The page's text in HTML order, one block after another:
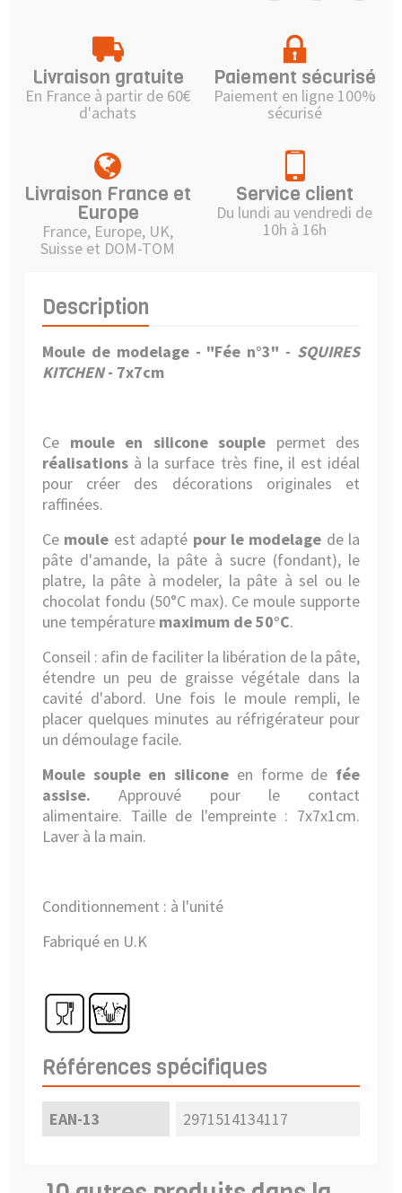
Livraison gratuite
En France à partir de 60€
d'achats
Paiement sécurisé
Paiement en ligne 100%
sécurisé
Livraison France et
Europe
France, Europe, UK,
Suisse et DOM-TOM
Service client
Du lundi au vendredi de
10h à 16h
Description
Moule de modelage - "Fée n°3" - SQUIRES
KITCHEN- 7x7cm
Ce moule en silicone souple permet des
réalisations à la surface très fine, il est idéal
pour créer des décorations originales et
raffinées.
Ce moule est adapté pour le modelage de la
pâte d'amande, la pâte à sucre (fondant), le
platre, la pâte à modeler, la pâte à sel ou le
chocolat fondu (50°C max). Ce moule supporte
une température maximum de 50°C.
Conseil : afin de faciliter la libération de la pâte,
étendre un peu de graisse végétale dans la
cavité d'abord. Une fois le moule rempli, le
placer quelques minutes au réfrigérateur pour
un démoulage facile.
Moule souple en silicone en forme de fée
assise. Approuvé pour le contact
alimentaire. Taille de l'empreinte : 7x7x1cm.
Laver à la main.
Conditionnement : à l'unité
Fabriqué en U.K
Références spécifiques
EAN-13 2971514134117